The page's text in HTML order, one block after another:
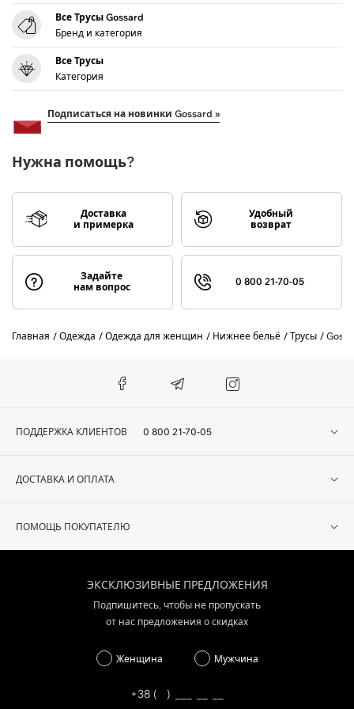
Все Трусы Gossard
Бренд и категория
Все Трусы
Категория
Подписаться на новинки Gossard »
Нужна помощь?
Доставка
и примерка
Удобный
возврат
Задайте
нам вопрос
0 800 21-70-05
Главная Одежда Одежда для женщин Нижнее бельё Трусы
ПОДДЕРЖКА КЛИЕНТОВ 0 800 21-70-05
ДОСТАВКА И ОПЛАТА
ПОМОЩЬ ПОКУПАТЕЛЮ
ЭКСКЛЮЗИВНЫЕ ПРЕДЛОЖЕНИЯ
Подпишитесь, чтобы не пропускать
от нас предложения о скидках
Женщина Мужчина